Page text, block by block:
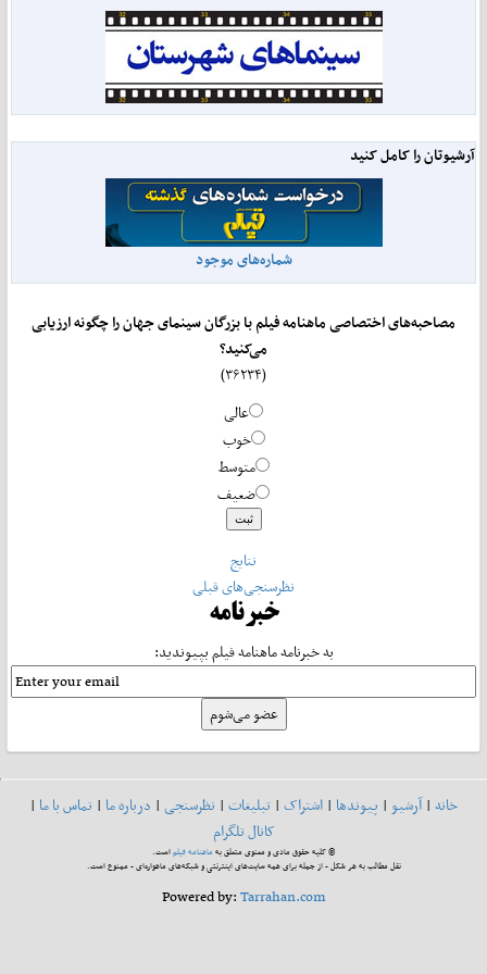
آرشیوتان را کامل کنید
شماره‌های موجود
مصاحبه‌های اختصاصی ماهنامه فیلم با بزرگان سینمای جهان را چگونه ارزیابی
می‌کنید؟
عالی
خوب
متوسط
ضعیف
نتایج
نظرسنجی‌های قبلی
خبرنامه
به خبرنامه ماهنامه فیلم بپیوندید:
خانه|آرشیو| پیوندها| اشتراک| تبلیغات| نظرسنجی| درباره ما| تماس با ما|
کانال تلگرام
© کلیه حقوق مادی و معنوی متعلق بهماهنامه فیلماست.
نقل مطالب به هر شکل - از جمله برای همه سایت‌های اینترنتی و شبکه‌های ماهواره‌ای - ممنوع است.
Powered by:Tarrahan.com